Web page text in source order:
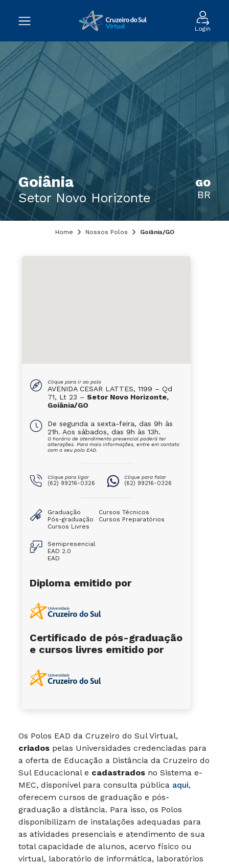
Login
Goiânia
Setor Novo Horizonte
GO
BR
Home Nossos Polos Goiânia/GO
Os Polos EAD da Cruzeiro do Sul Virtual,
criados pelas Universidades credenciadas para
a oferta de Educação a Distância da Cruzeiro do
Sul Educacional e cadastrados no Sistema e-
MEC, disponível para consulta pública aqui,
oferecem cursos de graduação e pós-
graduação a distância. Para isso, os Polos
disponibilizam de instalações adequadas para
as atividades presenciais e atendimento de sua
total capacidade de alunos, acervo físico ou
virtual, laboratório de informática, laboratórios
Clique para ir ao polo
AVENIDA CESAR LATTES, 1199 – Qd
71, Lt 23 – Setor Novo Horizonte,
Goiânia/GO
De segunda a sexta-feira, das 9h às
21h. Aos sábados, das 9h às 13h.
O horário de atendimento presencial poderá ter
alterações. Para mais informações, entre em contato
com o seu polo EAD.
Clique para ligar
(62) 99216-0326
Clique para falar
(62) 99216-0326
Graduação
Pós-graduação
Cursos Livres
Cursos Técnicos
Cursos Preparatórios
Semipresencial
EAD 2.0
EAD
Diploma emitido por
Certificado de pós-graduação
e cursos livres emitido por